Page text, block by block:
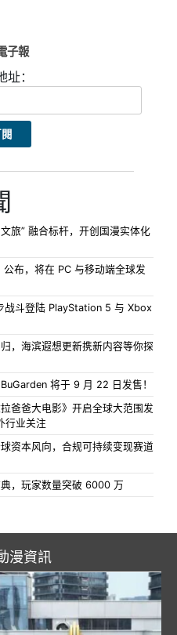
子報
址：
旅” 融合标杆，开创国漫实体化
布，将在 PC 与移动端全球发
战斗登陆 PlayStation 5 与 Xbox
，海滨遐想更新携新内容等你探
将于 9 月 22 日发售！
爸爸大电影》开启全球大范围发
行业关注
资本风向，合规可持续变现赛道
典，玩家数量突破 6000 万
漫資訊